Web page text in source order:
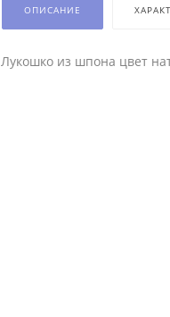
ОПИСАНИЕ
Лукошко из шпона цвет